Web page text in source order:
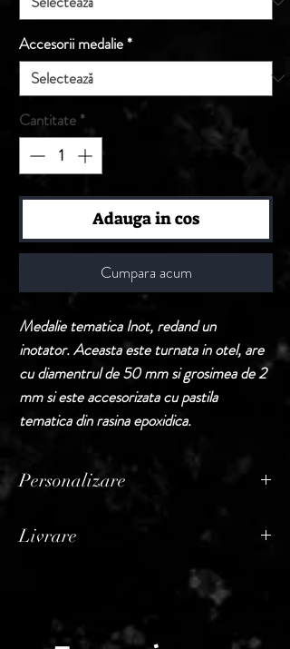
Accesorii medalie*
Cantitate *
Adauga in cos
Cumpara acum
Medalie tematica Inot, redand un
inotator. Aceasta este turnata in otel, are
cu diamentrul de 50 mm si grosimea de 2
mm si este accesorizata cu pastila
tematica din rasina epoxidica.
Personalizare
vanzare fara personalizare.
In cazul in care buyerul doreste
personalizarea, acest serviciu va constitui
rubrica distincta pe factura, adaugandu-se
la pretul produselor comandate initial.
Livrare
Termen de livrare: 1 - 2 zile lucratoare, din
momentul confirmarii comenzii de catre